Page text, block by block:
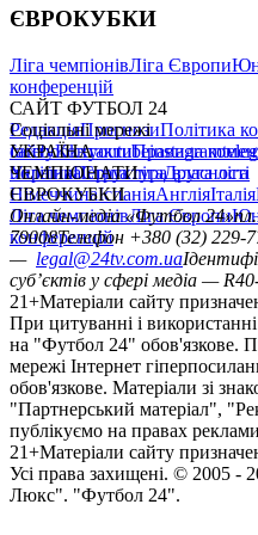
ЄВРОКУБКИ
Ліга чемпіонівЛіга Європи
конференцій
САЙТ ФУТБОЛ 24
РедакціяПрогнозиПолітика
сайтуКонтактиПравила
політикаСтруктура власності
Соціальні мережі
facebookxyoutubeinstagram
УКРАЇНА
УкраїнаПерша лігаДруга ліга
ЧЕМПІОНАТИ
НімеччинаІспаніяАнгліяІталія
ЄВРОКУБКИ
Ліга чемпіонівЛіга Європи
конференцій
Онлайн-медіа «Футбол 24»
79008Телефон +380 (32) 229-
— legal@24tv.com.ua
суб’єктів у сфері медіа —
21+Матеріали сайту
При цитуванні і
на "Футбол 24" обов'язкове.
мережі Інтернет
обов'язкове. Матеріали зі
"Партнерський матеріал",
публікуємо на правах
21+Матеріали сайту
Усi права захищенi. © 2005 -
Люкс". "Футбол 24".